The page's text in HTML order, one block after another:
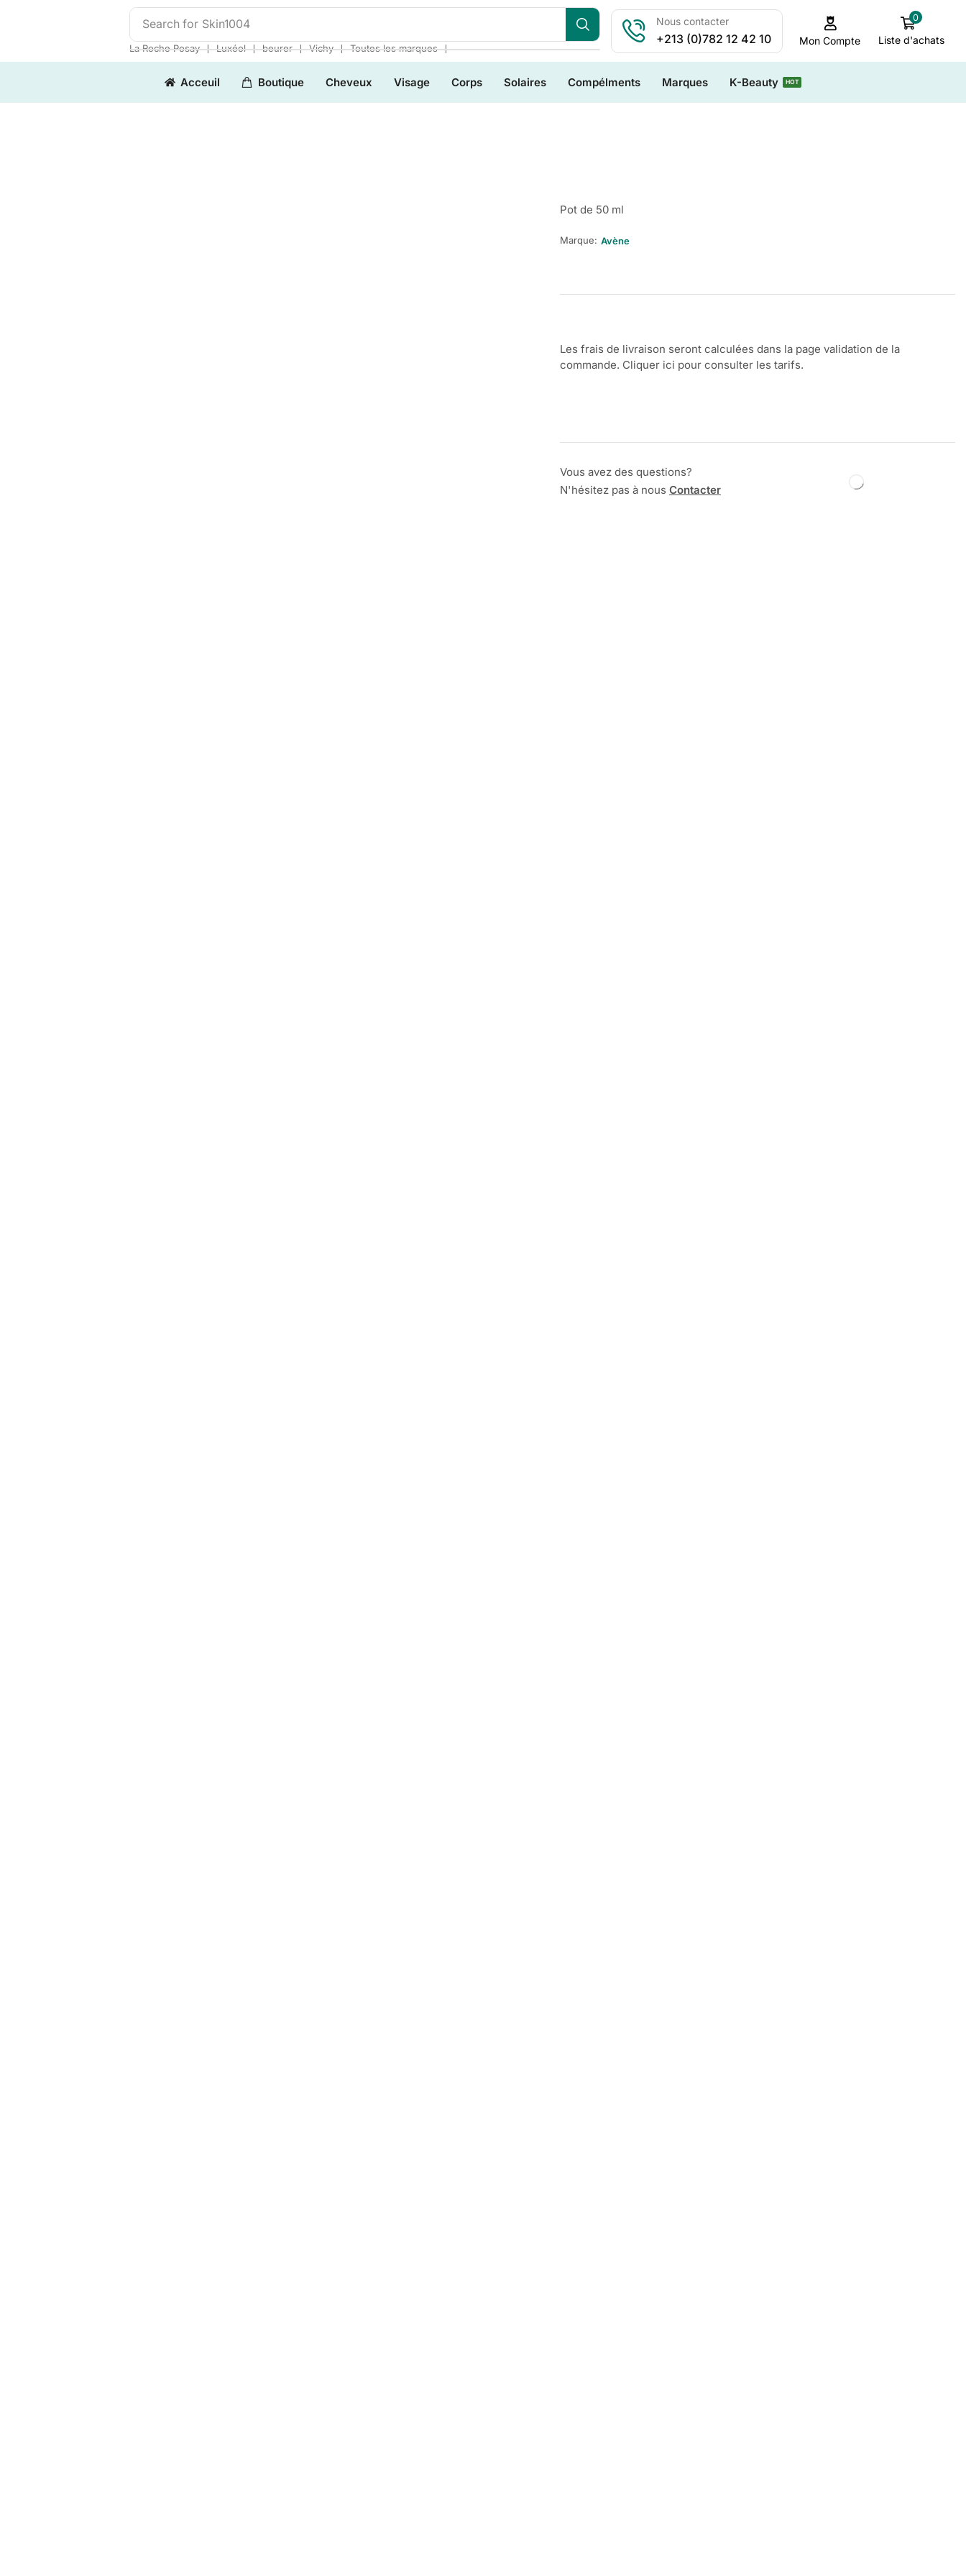
Search for Skin1004
La Roche Posay ❘ Luxéol ❘ beurer ❘ Vichy ❘ Toutes les marques ❘
Nous contacter
+213 (0)782 12 42 10 Mon Compte
0
Liste d'achats
Acceuil Boutique Cheveux Visage Corps Solaires Compélments Marques K-Beauty HOT
Pot de 50 ml
Marque: Avène
Les frais de livraison seront calculées dans la page validation de la
commande. Cliquer ici pour consulter les tarifs.
Vous avez des questions?
N'hésitez pas à nous Contacter